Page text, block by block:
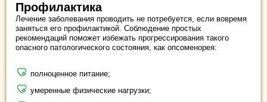
Профилактика
Лечение заболевания проводить не потребуется, если вовремя
заняться его профилактикой. Соблюдение простых
рекомендаций поможет избежать прогрессирования такого
опасного патологического состояния, как опсоменорея:
полноценное питание;
умеренные физические нагрузки;